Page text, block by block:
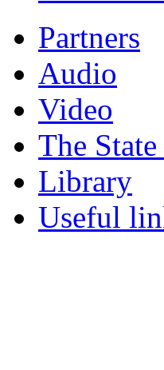
Partners
Audio
Video
The
Library
Useful